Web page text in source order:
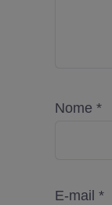
Nome *
E-mail *